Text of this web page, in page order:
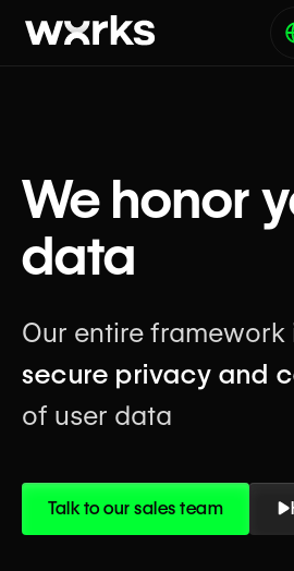
We honor
data
Our entire framework
secure privacy and
of user data
Talk to our sales team